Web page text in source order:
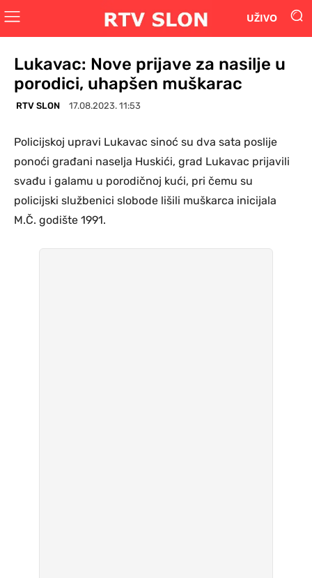
UŽIVO
Lukavac: Nove prijave za nasilje u
porodici, uhapšen muškarac
RTV SLON 17.08.2023. 11:53
Policijskoj upravi Lukavac sinoć su dva sata poslije
ponoći građani naselja Huskići, grad Lukavac prijavili
svađu i galamu u porodičnoj kući, pri čemu su
policijski službenici slobode lišili muškarca inicijala
M.Č. godište 1991.